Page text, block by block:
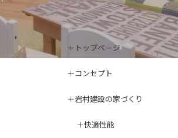
トップページ
コンセプト
岩村建設の家づくり
快適性能